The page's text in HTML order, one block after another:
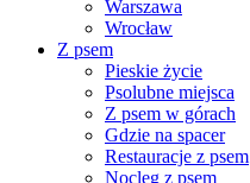
Warszawa
Wrocław
Z psem
Pieskie życie
Psolubne miejsca
Z psem w górach
Gdzie na spacer
Restauracje z psem
Nocleg z psem